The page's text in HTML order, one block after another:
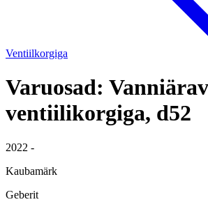
Ventiilkorgiga
Varuosad:
ventiilikorgiga, d52
2022 -
Kaubamärk
Geberit